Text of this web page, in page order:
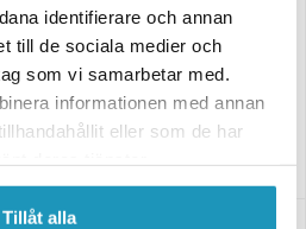
identifierare och annan
till de sociala medier och
som vi samarbetar med.
informationen med annan
eller som de har
Tillåt alla
som finns med i listan nedan: